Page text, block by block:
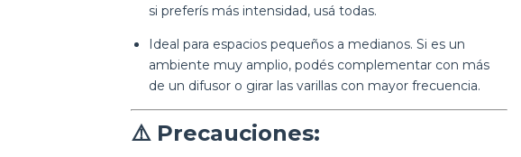
si preferís más intensidad, usá todas.
Ideal para espacios pequeños a medianos. Si es un
ambiente muy amplio, podés complementar con más
de un difusor o girar las varillas con mayor frecuencia.
⚠️ Precauciones: